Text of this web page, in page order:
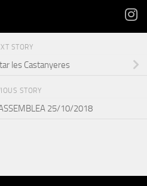
STORY
les Castanyeres
STORY
25/10/2018